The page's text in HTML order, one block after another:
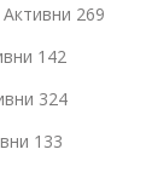
269
142
324
133